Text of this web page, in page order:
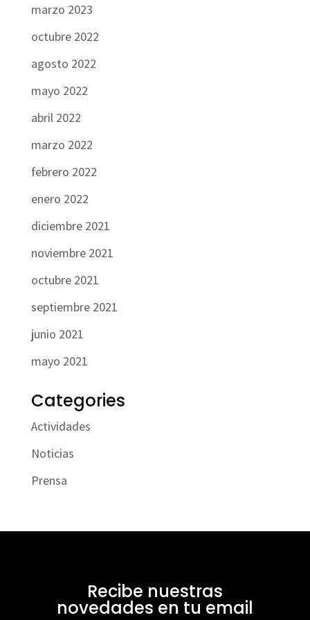
marzo 2023
octubre 2022
agosto 2022
mayo 2022
abril 2022
marzo 2022
febrero 2022
enero 2022
diciembre 2021
noviembre 2021
octubre 2021
septiembre 2021
junio 2021
mayo 2021
Categories
Actividades
Noticias
Prensa
Recibe nuestras
novedades en tu email